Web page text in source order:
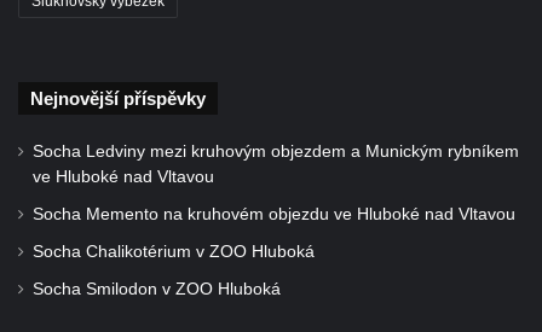
Polici nad Metují
Machovský kříž v Broumovských stěnách
Kříž pod domem čp. 177 na Vlčí Hoře
Nejnovější příspěvky
Socha Ledviny mezi kruhovým objezdem a Munickým rybníkem
ve Hluboké nad Vltavou
Socha Memento na kruhovém objezdu ve Hluboké nad Vltavou
Socha Chalikotérium v ZOO Hluboká
Socha Smilodon v ZOO Hluboká